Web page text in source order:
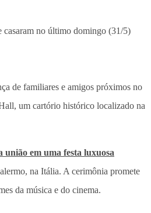
no último domingo (31/5)
de familiares e amigos próximos no
um cartório histórico localizado na
em uma festa luxuosa
na Itália. A cerimônia promete
da música e do cinema.